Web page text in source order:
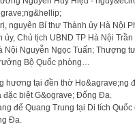
nguyên Bí thư Thành ủy Hà Nội
Chủ tịch UBND TP Hà Nội Trần
Nội Nguyễn Ngọc Tuấn; Thượng
Bộ Quốc phòng…
đế Quang Trung tại Di tích Quốc
Đa.